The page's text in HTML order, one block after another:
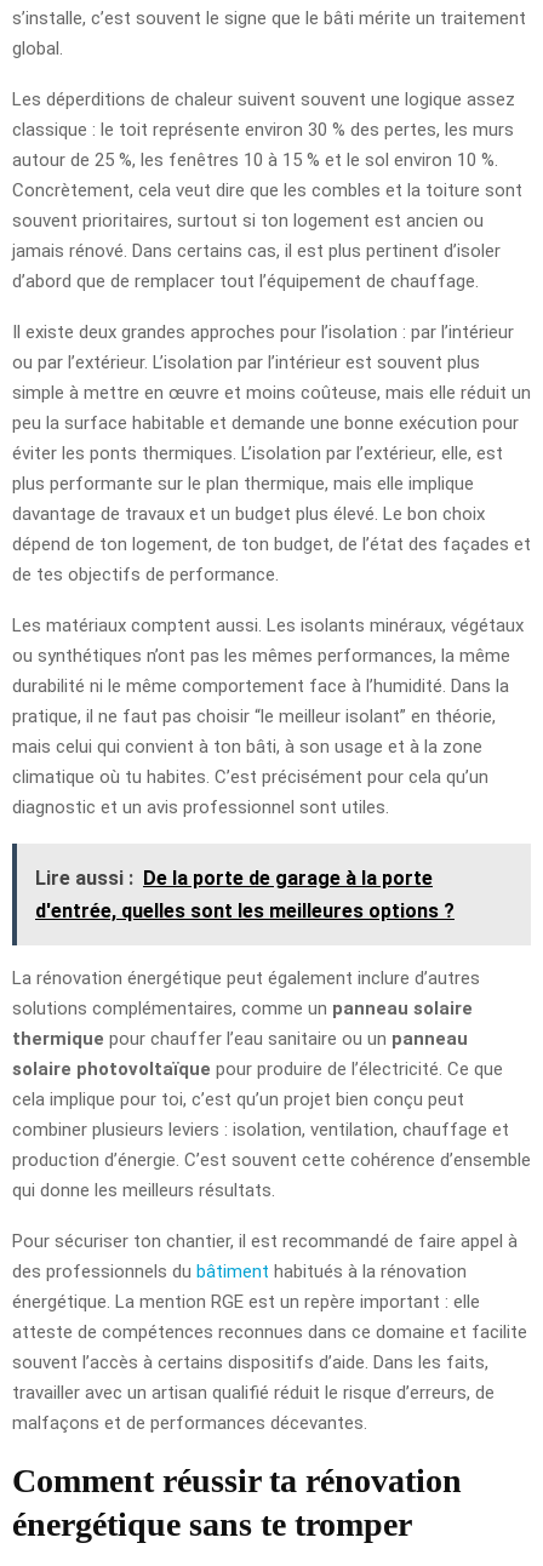
s’installe, c’est souvent le signe que le bâti mérite un traitement
global.
Les déperditions de chaleur suivent souvent une logique assez
classique : le toit représente environ 30 % des pertes, les murs
autour de 25 %, les fenêtres 10 à 15 % et le sol environ 10 %.
Concrètement, cela veut dire que les combles et la toiture sont
souvent prioritaires, surtout si ton logement est ancien ou
jamais rénové. Dans certains cas, il est plus pertinent d’isoler
d’abord que de remplacer tout l’équipement de chauffage.
Il existe deux grandes approches pour l’isolation : par l’intérieur
ou par l’extérieur. L’isolation par l’intérieur est souvent plus
simple à mettre en œuvre et moins coûteuse, mais elle réduit un
peu la surface habitable et demande une bonne exécution pour
éviter les ponts thermiques. L’isolation par l’extérieur, elle, est
plus performante sur le plan thermique, mais elle implique
davantage de travaux et un budget plus élevé. Le bon choix
dépend de ton logement, de ton budget, de l’état des façades et
de tes objectifs de performance.
Les matériaux comptent aussi. Les isolants minéraux, végétaux
ou synthétiques n’ont pas les mêmes performances, la même
durabilité ni le même comportement face à l’humidité. Dans la
pratique, il ne faut pas choisir “le meilleur isolant” en théorie,
mais celui qui convient à ton bâti, à son usage et à la zone
climatique où tu habites. C’est précisément pour cela qu’un
diagnostic et un avis professionnel sont utiles.
Lire aussi : De la porte de garage à la porte
d'entrée, quelles sont les meilleures options ?
La rénovation énergétique peut également inclure d’autres
solutions complémentaires, comme un panneau solaire
thermique pour chauffer l’eau sanitaire ou un panneau
solaire photovoltaïque pour produire de l’électricité. Ce que
cela implique pour toi, c’est qu’un projet bien conçu peut
combiner plusieurs leviers : isolation, ventilation, chauffage et
production d’énergie. C’est souvent cette cohérence d’ensemble
qui donne les meilleurs résultats.
Pour sécuriser ton chantier, il est recommandé de faire appel à
des professionnels du bâtiment habitués à la rénovation
énergétique. La mention RGE est un repère important : elle
atteste de compétences reconnues dans ce domaine et facilite
souvent l’accès à certains dispositifs d’aide. Dans les faits,
travailler avec un artisan qualifié réduit le risque d’erreurs, de
malfaçons et de performances décevantes.
Comment réussir ta rénovation
énergétique sans te tromper